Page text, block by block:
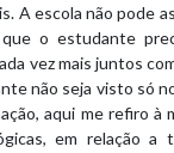
A escola não pode
o estudante
vez mais juntos
não seja visto só
aqui me refiro à
em relação